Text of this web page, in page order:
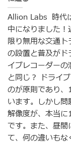
Allion Labs 時代
中になりました
限り無用な交通
の設置と普及が
イブレコーダー
と同じ？ ドライ
のが原則であり
います。しかし
解像度が、本当
です。また、昼間
て、何の違いも